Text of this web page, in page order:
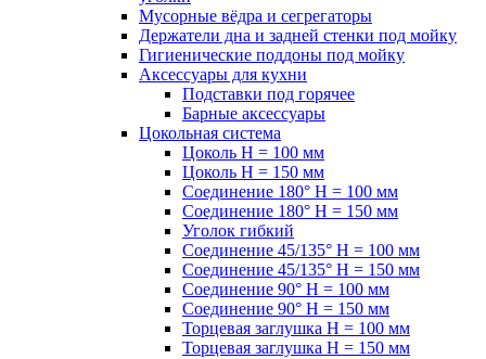
Мусорные вёдра и сегрегаторы
Держатели дна и задней стенки под мойку
Гигиенические поддоны под мойку
Аксессуары для кухни
Подставки под горячее
Барные аксессуары
Цокольная система
Цоколь H = 100 мм
Цоколь H = 150 мм
Соединение 180° H = 100 мм
Соединение 180° H = 150 мм
Уголок гибкий
Соединение 45/135° H = 100 мм
Соединение 45/135° H = 150 мм
Соединение 90° H = 100 мм
Соединение 90° H = 150 мм
Торцевая заглушка H = 100 мм
Торцевая заглушка H = 150 мм